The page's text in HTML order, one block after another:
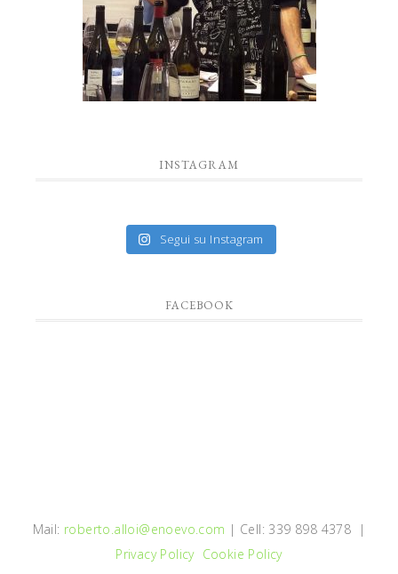
INSTAGRAM
Segui su Instagram
FACEBOOK
Mail: roberto.alloi@enoevo.com | Cell: 339 898 4378 |
Privacy Policy Cookie Policy